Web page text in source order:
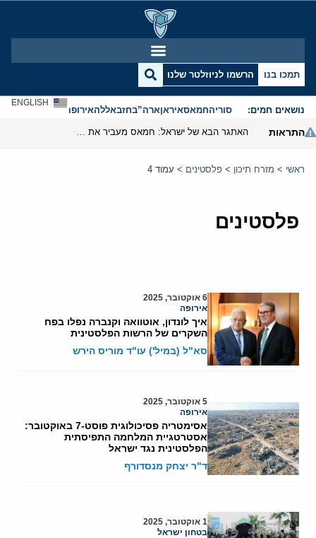
תמכו בנו הרשמו לניוזלטר שלנו
נושאים חמים: סוריהחמאסאיראןארה”בחזבאללהאירופהאנטישמיות
ENGLISH
התראות
ראשי > מזרח תיכון > פלסטינים > עמוד 4
פלסטינים
6 אוקטובר, 2025
אירופה
איך לונדון, אוטוואה וקנברה נפלו בפח
השקרים של הרשות הפלסטינית
סא"ל (במיל') עו"ד מוריס הירש
5 אוקטובר, 2025
אירופה
אסימטריה פסיכולוגית פוסט-7 באוקטובר:
אסטרטגיית המלחמה התפיסתית
הפלסטינית נגד ישראל
ד"ר יצחק מנסדורף
1 אוקטובר, 2025
בטחון ישראל